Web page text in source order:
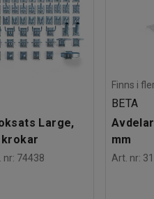
Large,
krokar
nr: 74438
Finns i
BETA
mm
Art. nr: